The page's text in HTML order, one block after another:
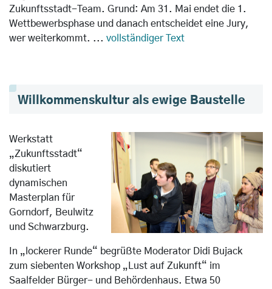
Zukunftsstadt-Team. Grund: Am 31. Mai endet die 1.
Wettbewerbsphase und danach entscheidet eine Jury,
wer weiterkommt. ... vollständiger Text
Willkommenskultur als ewige Baustelle
Werkstatt
„Zukunftsstadt“
diskutiert
dynamischen
Masterplan für
Gorndorf, Beulwitz
und Schwarzburg.
In „lockerer Runde“ begrüßte Moderator Didi Bujack
zum siebenten Workshop „Lust auf Zukunft“ im
Saalfelder Bürger- und Behördenhaus. Etwa 50